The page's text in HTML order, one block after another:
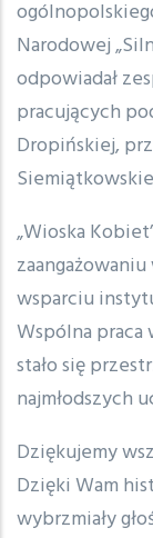
Narodowej
odpowiadał
pracujących
Dropińskiej,
„Wioska
wsparciu
Wspólna praca
stało się
najmłodszych
Dziękujemy
Dzięki Wam
wybrzmiały